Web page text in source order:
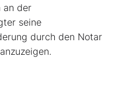
an der
seine
durch den Notar